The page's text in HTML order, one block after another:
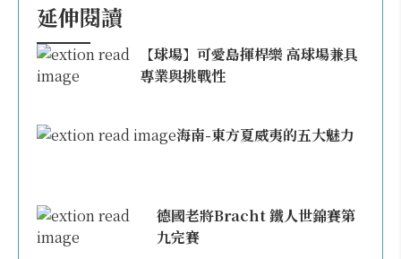
延伸閱讀
【球場】可愛島揮桿樂 高球場兼具
專業與挑戰性
海南-東方夏威夷的五大魅力
德國老將Bracht 鐵人世錦賽第
九完賽